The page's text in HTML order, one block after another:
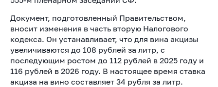
Документ, подготовленный Правительством,
вносит изменения в часть вторую Налогового
кодекса. Он устанавливает, что для вина акцизы
увеличиваются до 108 рублей за литр, с
последующим ростом до 112 рублей в 2025 году и
116 рублей в 2026 году. В настоящее время ставка
акциза на вино составляет 34 рубля за литр.